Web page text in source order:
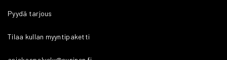
Pyydä tarjous
Tilaa kullan myyntipaketti